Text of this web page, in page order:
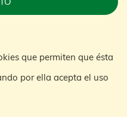
que permiten que ésta
por ella acepta el uso